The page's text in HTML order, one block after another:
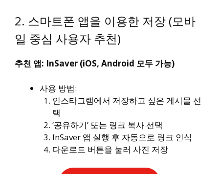
2. 스마트폰 앱을 이용한 저장 (모바
일 중심 사용자 추천)
추천 앱: InSaver (iOS, Android 모두 가능)
사용 방법:
인스타그램에서 저장하고 싶은 게시물 선
택
‘공유하기’ 또는 링크 복사 선택
InSaver 앱 실행 후 자동으로 링크 인식
다운로드 버튼을 눌러 사진 저장